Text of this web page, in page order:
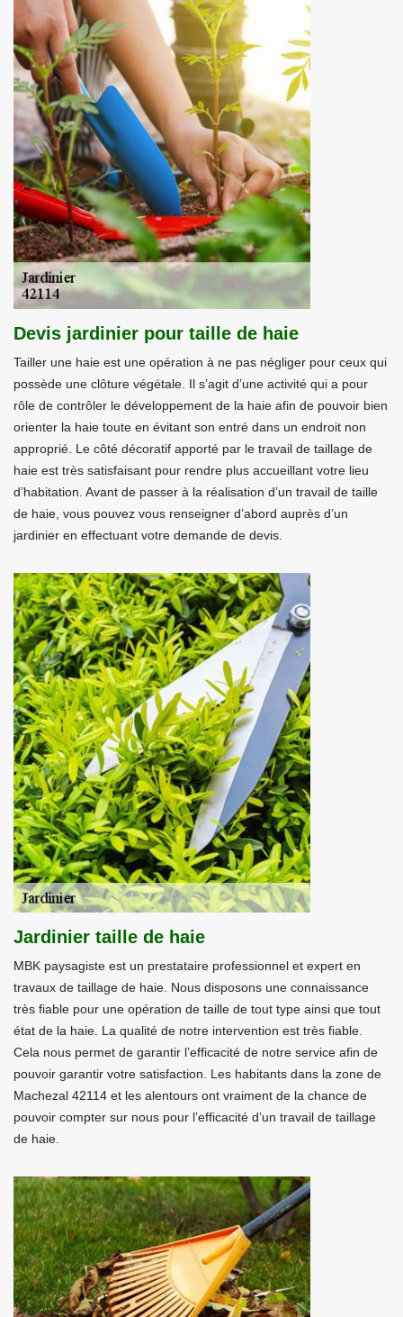
Devis jardinier pour taille de haie
Tailler une haie est une opération à ne pas négliger pour ceux qui
possède une clôture végétale. Il s’agit d’une activité qui a pour
rôle de contrôler le développement de la haie afin de pouvoir bien
orienter la haie toute en évitant son entré dans un endroit non
approprié. Le côté décoratif apporté par le travail de taillage de
haie est très satisfaisant pour rendre plus accueillant votre lieu
d’habitation. Avant de passer à la réalisation d’un travail de taille
de haie, vous pouvez vous renseigner d’abord auprès d’un
jardinier en effectuant votre demande de devis.
Jardinier taille de haie
MBK paysagiste est un prestataire professionnel et expert en
travaux de taillage de haie. Nous disposons une connaissance
très fiable pour une opération de taille de tout type ainsi que tout
état de la haie. La qualité de notre intervention est très fiable.
Cela nous permet de garantir l’efficacité de notre service afin de
pouvoir garantir votre satisfaction. Les habitants dans la zone de
Machezal 42114 et les alentours ont vraiment de la chance de
pouvoir compter sur nous pour l’efficacité d’un travail de taillage
de haie.